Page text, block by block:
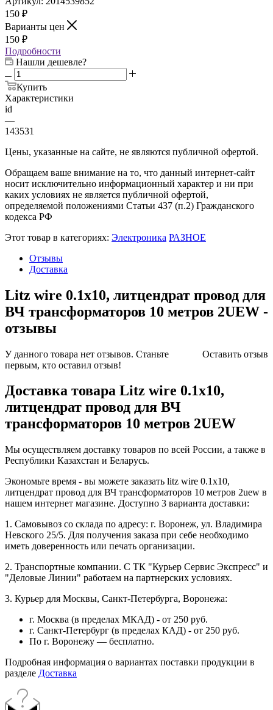
150 ₽
Варианты цен
150 ₽
Подробности
Нашли дешевле?
Купить
Характеристики
id
—
143531
Цены, указанные на сайте, не являются публичной офертой.
Обращаем ваше внимание на то, что данный интернет-сайт
носит исключительно информационный характер и ни при
каких условиях не является публичной офертой,
определяемой положениями Статьи 437 (п.2) Гражданского
кодекса РФ
Этот товар в категориях: Электроника РАЗНОЕ
Отзывы
Доставка
Litz wire 0.1x10, литцендрат провод для
ВЧ трансформаторов 10 метров 2UEW -
отзывы
Оставить отзыв
У данного товара нет отзывов. Станьте
первым, кто оставил отзыв!
Доставка товара Litz wire 0.1x10,
литцендрат провод для ВЧ
трансформаторов 10 метров 2UEW
Мы осуществляем доставку товаров по всей России, а также в
Республики Казахстан и Беларусь.
Экономьте время - вы можете заказать litz wire 0.1x10,
литцендрат провод для ВЧ трансформаторов 10 метров 2uew в
нашем интернет магазине. Доступно 3 варианта доставки:
1. Самовывоз со склада по адресу: г. Воронеж, ул. Владимира
Невского 25/5. Для получения заказа при себе необходимо
иметь доверенность или печать организации.
2. Транспортные компании. С ТК "Курьер Сервис Экспресс" и
"Деловые Линии" работаем на партнерских условиях.
3. Курьер для Москвы, Санкт-Петербурга, Воронежа:
г. Москва (в пределах МКАД) - от 250 руб.
г. Санкт-Петербург (в пределах КАД) - от 250 руб.
По г. Воронежу — бесплатно.
Подробная информация о вариантах поставки продукции в
разделе Доставка